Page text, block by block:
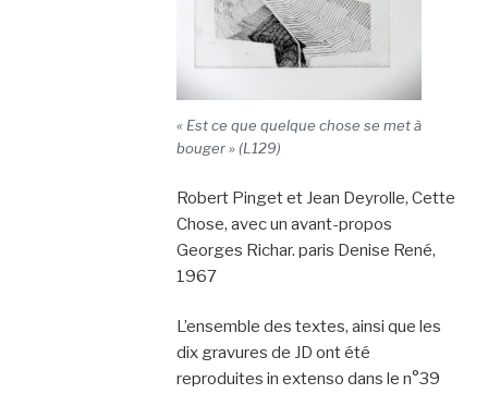
« Est ce que quelque chose se met à
bouger » (L129)
Robert Pinget et Jean Deyrolle, Cette
Chose, avec un avant-propos
Georges Richar. paris Denise René,
1967
L’ensemble des textes, ainsi que les
dix gravures de JD ont été
reproduites in extenso dans le n°39